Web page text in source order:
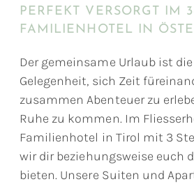
PERFEKT VERSORGT IM
FAMILIENHOTEL IN
Der gemeinsame Urlaub ist
Gelegenheit, sich Zeit
zusammen Abenteuer zu
Ruhe zu kommen. Im
Familienhotel in Tirol mit 3
wir dir beziehungsweise euch
bieten. Unsere Suiten und